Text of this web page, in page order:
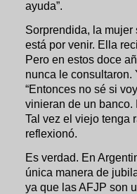
ayuda”.
Sorprendida, la
está por venir. Ella
Pero en estos doce
nunca le consultaron.
“Entonces no sé si
vinieran de un banco.
Tal vez el viejo tenga
reflexionó.
Es verdad. En
única manera de
ya que las AFJP son